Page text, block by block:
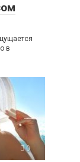
в
0